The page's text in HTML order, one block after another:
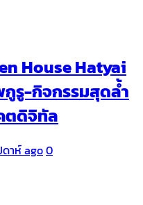
House Hatyai
กูรู-กิจกรรมสุดล้ำ
ตดิจิทัล
าห์ ago0